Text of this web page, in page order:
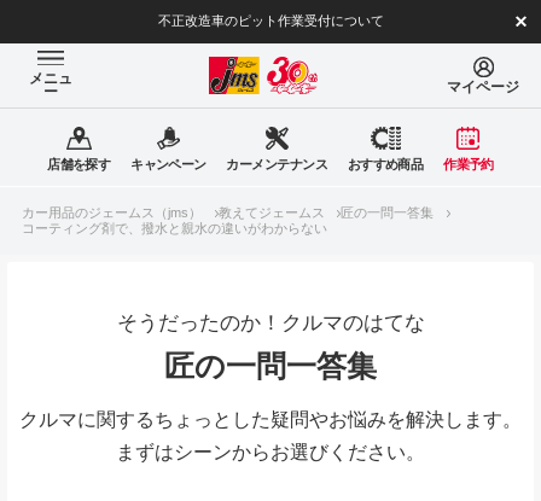
不正改造車のピット作業受付について
メニュ
ー マイページ
店舗を探す キャンペーン カーメンテナンス おすすめ商品 作業予約
カー用品のジェームス（jms） 教えてジェームス
匠の一問一答集
コーティング剤で、撥水と親水の違いがわからない
そうだったのか！クルマのはてな
匠の一問一答集
クルマに関するちょっとした疑問やお悩みを解決します。
まずはシーンからお選びください。